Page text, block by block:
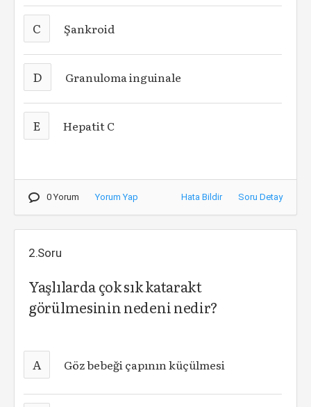
C Şankroid
D Granuloma inguinale
E Hepatit C
0 Yorum Yorum Yap Hata Bildir Soru Detay
2.Soru
Yaşlılarda çok sık katarakt
görülmesinin nedeni nedir?
A Göz bebeği çapının küçülmesi